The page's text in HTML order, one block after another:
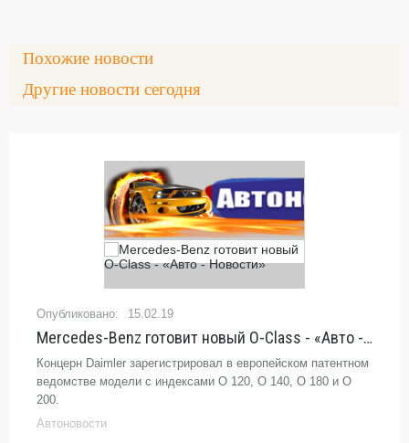
Похожие новости
Другие новости сегодня
15.02.19
Mercedes-Benz готовит новый O-Class - «Авто - Новости»
Концерн Daimler зарегистрировал в европейском патентном
ведомстве модели с индексами O 120, O 140, O 180 и O
200.
Автоновости